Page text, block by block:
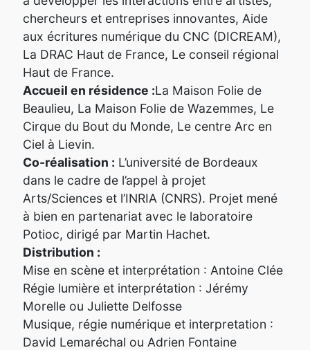
chercheurs et entreprises innovantes, Aide
aux écritures numérique du CNC (DICREAM),
La DRAC Haut de France, Le conseil régional
Haut de France.
Accueil en résidence :La Maison Folie de
Beaulieu, La Maison Folie de Wazemmes, Le
Cirque du Bout du Monde, Le centre Arc en
Ciel à Lievin.
Co-réalisation : L’université de Bordeaux
dans le cadre de l’appel à projet
Arts/Sciences et l’INRIA (CNRS). Projet mené
à bien en partenariat avec le laboratoire
Potioc, dirigé par Martin Hachet.
Distribution :
Mise en scène et interprétation : Antoine Clée
Régie lumière et interprétation : Jérémy
Morelle ou Juliette Delfosse
Musique, régie numérique et interpretation :
David Lemaréchal ou Adrien Fontaine